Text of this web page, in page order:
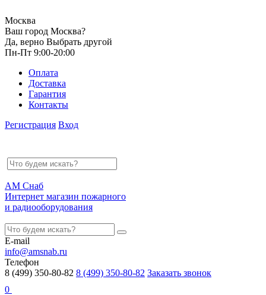
Москва
Ваш город Москва?
Да, верно Выбрать другой
Пн-Пт 9:00-20:00
Оплата
Доставка
Гарантия
Контакты
Регистрация Вход
АМ Снаб
Интернет магазин пожарного
и радиооборудования
E-mail
info@amsnab.ru
Телефон
8 (499) 350-80-82 8 (499) 350-80-82 Заказать звонок
0